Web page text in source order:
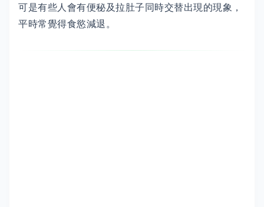
可是有些人會有便秘及拉肚子同時交替出現的現象，
平時常覺得食慾減退。